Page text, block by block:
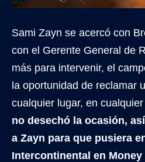
Sami Zayn se acercó con
con el Gerente General de
más para intervenir, el
la oportunidad de reclamar
cualquier lugar, en
no desechó la ocasión,
a Zayn para que pusiera
Intercontinental en Money